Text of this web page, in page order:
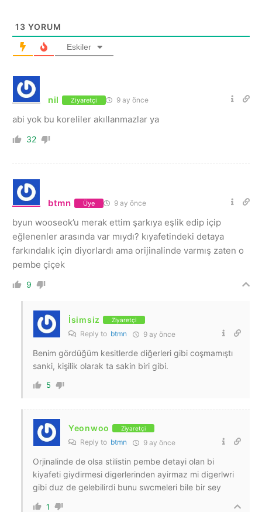
13 YORUM
Eskiler
nil Ziyaretçi 9 ay önce
abi yok bu koreliler akıllanmazlar ya
32
btmn Üye 9 ay önce
byun wooseok’u merak ettim şarkıya eşlik edip içip
eğlenenler arasında var mıydı? kıyafetindeki detaya
farkındalık için diyorlardı ama orijinalinde varmış zaten o
pembe çiçek
9
İsimsiz Ziyaretçi
Reply to btmn 9 ay önce
Benim gördüğüm kesitlerde diğerleri gibi coşmamıştı
sanki, kişilik olarak ta sakin biri gibi.
5
Yeonwoo Ziyaretçi
Reply to btmn 9 ay önce
Orjinalinde de olsa stilistin pembe detayi olan bi
kiyafeti giydirmesi digerlerinden ayirmaz mi digerlwri
gibi duz de gelebilirdi bunu swcmeleri bile bir sey
1